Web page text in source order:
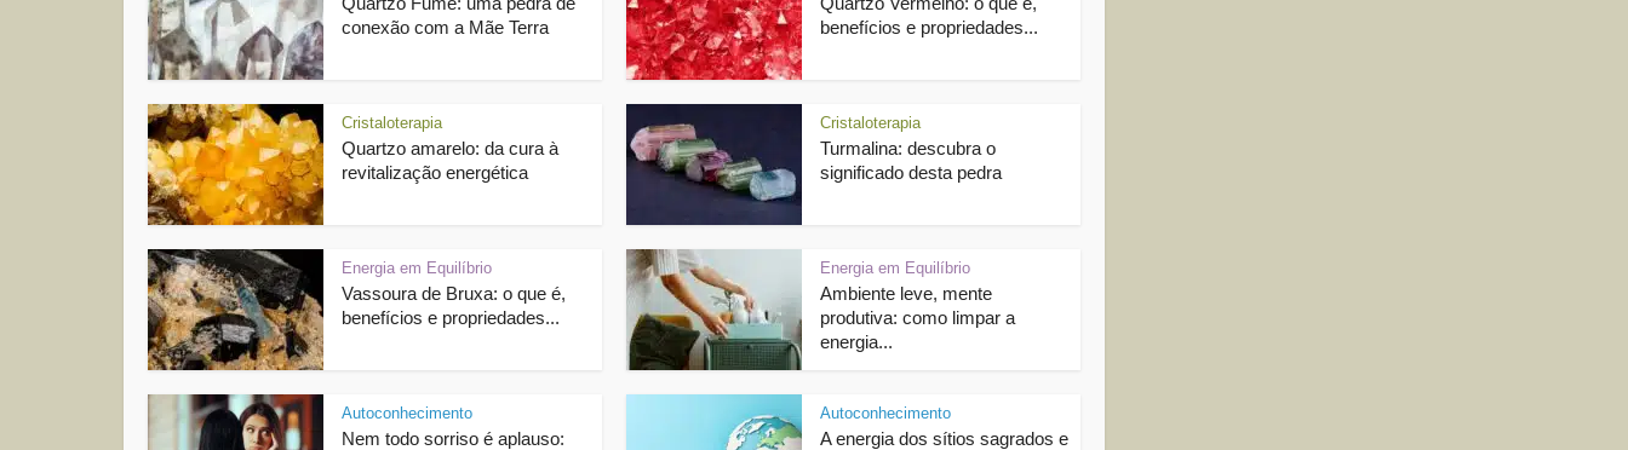
conexão com a Mãe Terra
benefícios e propriedades...
Cristaloterapia
Quartzo amarelo: da cura à
revitalização energética
Cristaloterapia
Turmalina: descubra o
significado desta pedra
Energia em Equilíbrio
Vassoura de Bruxa: o que é,
benefícios e propriedades...
Energia em Equilíbrio
Ambiente leve, mente
produtiva: como limpar a
energia...
Autoconhecimento
Nem todo sorriso é aplauso:
Autoconhecimento
A energia dos sítios sagrados e